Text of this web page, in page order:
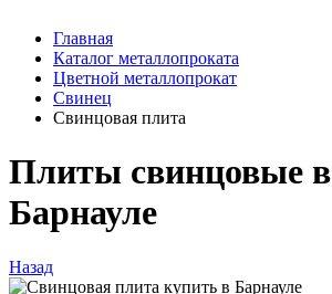
Главная
Каталог металлопроката
Цветной металлопрокат
Свинец
Свинцовая плита
Плиты свинцовые в
Барнауле
Назад